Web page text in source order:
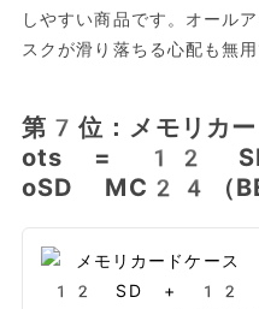
しやすい商品です。オール
スクが滑り落ちる心配も無用
第7位：メモリ
ots = 12
oSD MC24（